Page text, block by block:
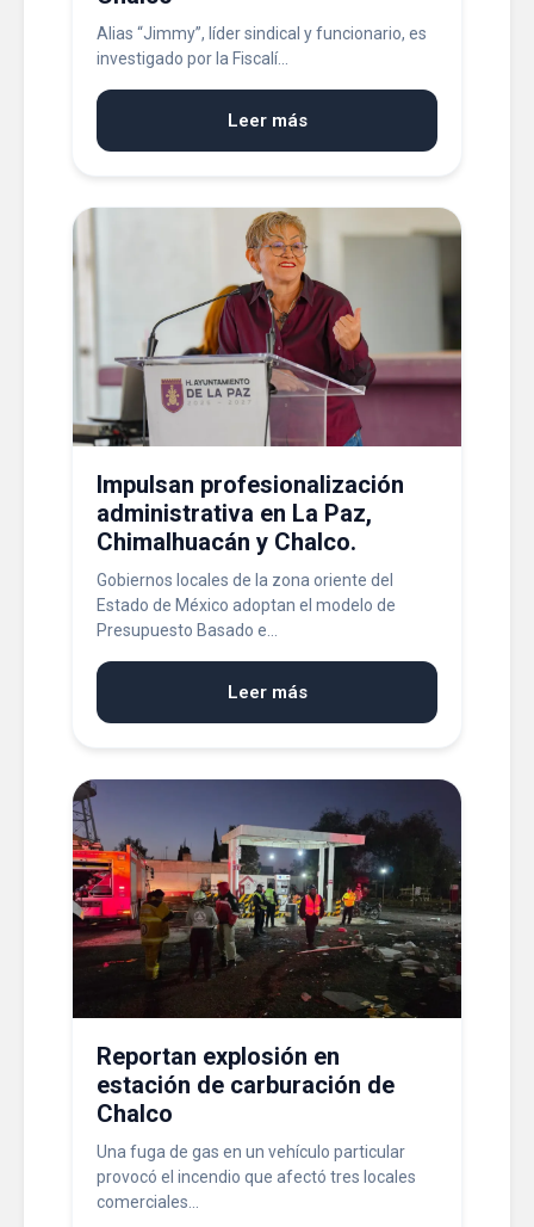
Alias “Jimmy”, líder sindical y funcionario, es
investigado por la Fiscalí...
Leer más
Impulsan profesionalización
administrativa en La Paz,
Chimalhuacán y Chalco.
Gobiernos locales de la zona oriente del
Estado de México adoptan el modelo de
Presupuesto Basado e...
Leer más
Reportan explosión en
estación de carburación de
Chalco
Una fuga de gas en un vehículo particular
provocó el incendio que afectó tres locales
comerciales...